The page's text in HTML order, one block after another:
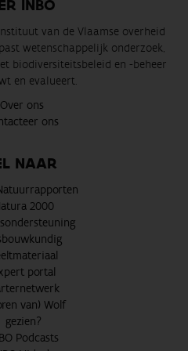
INBO
van de Vlaamse overheid
wetenschappelijk onderzoek,
biodiversiteitsbeleid en -beheer
en evalueert.
Over ons
ons
NAAR
2000
portal
van) Wolf
gezien?
Podcasts